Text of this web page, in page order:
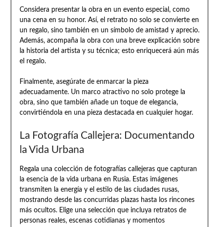
Considera presentar la obra en un evento especial, como
una cena en su honor. Así, el retrato no solo se convierte en
un regalo, sino también en un símbolo de amistad y aprecio.
Además, acompaña la obra con una breve explicación sobre
la historia del artista y su técnica; esto enriquecerá aún más
el regalo.
Finalmente, asegúrate de enmarcar la pieza
adecuadamente. Un marco atractivo no solo protege la
obra, sino que también añade un toque de elegancia,
convirtiéndola en una pieza destacada en cualquier hogar.
La Fotografía Callejera: Documentando
la Vida Urbana
Regala una colección de fotografías callejeras que capturan
la esencia de la vida urbana en Rusia. Estas imágenes
transmiten la energía y el estilo de las ciudades rusas,
mostrando desde las concurridas plazas hasta los rincones
más ocultos. Elige una selección que incluya retratos de
personas reales, escenas cotidianas y momentos